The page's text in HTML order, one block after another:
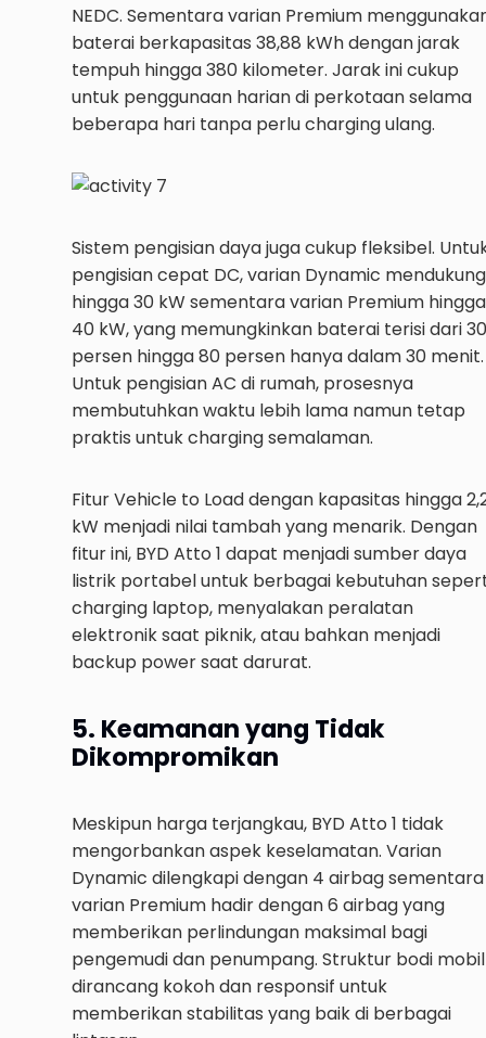
NEDC. Sementara varian Premium
baterai berkapasitas 38,88 kWh dengan jarak
tempuh hingga 380 kilometer. Jarak ini cukup
untuk penggunaan harian di perkotaan selama
beberapa hari tanpa perlu charging ulang.
Sistem pengisian daya juga cukup fleksibel.
pengisian cepat DC, varian Dynamic mendukung
hingga 30 kW sementara varian Premium hingga
40 kW, yang memungkinkan baterai terisi dari 30
persen hingga 80 persen hanya dalam 30 menit.
Untuk pengisian AC di rumah, prosesnya
membutuhkan waktu lebih lama namun tetap
praktis untuk charging semalaman.
Fitur Vehicle to Load dengan kapasitas hingga
kW menjadi nilai tambah yang menarik. Dengan
fitur ini, BYD Atto 1 dapat menjadi sumber daya
listrik portabel untuk berbagai kebutuhan
charging laptop, menyalakan peralatan
elektronik saat piknik, atau bahkan menjadi
backup power saat darurat.
5. Keamanan yang Tidak
Dikompromikan
Meskipun harga terjangkau, BYD Atto 1 tidak
mengorbankan aspek keselamatan. Varian
Dynamic dilengkapi dengan 4 airbag sementara
varian Premium hadir dengan 6 airbag yang
memberikan perlindungan maksimal bagi
pengemudi dan penumpang. Struktur bodi mobil
dirancang kokoh dan responsif untuk
memberikan stabilitas yang baik di berbagai